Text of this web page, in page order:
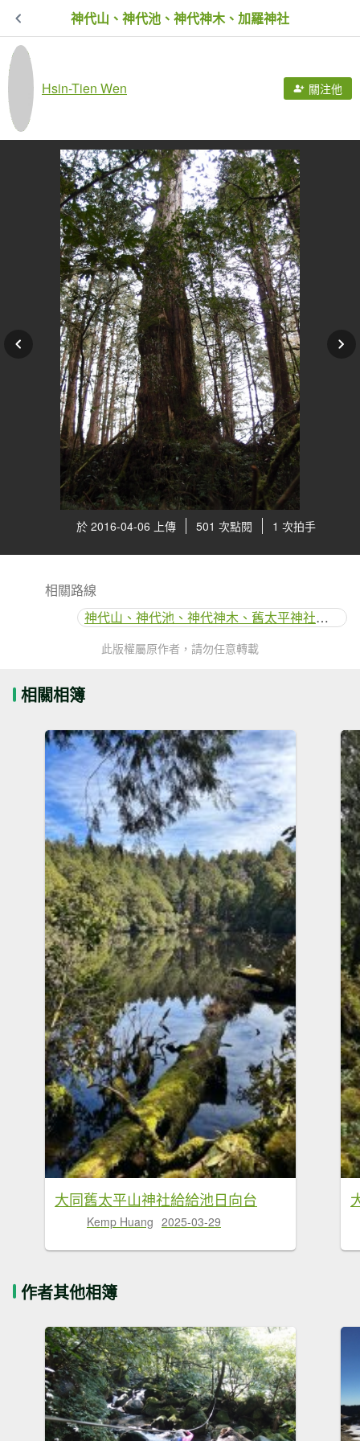
神代山、神代池、神代神木、加羅神社
Hsin-Tien Wen 關注他
於 2016-04-06 上傳 501 次點閱 1 次拍手
相關路線
神代山、神代池、神代神木、舊太平神社步道
此版權屬原作者，請勿任意轉載
相關相簿
大同舊太平山神社給給池日向台
Kemp Huang 2025-03-29
作者其他相簿